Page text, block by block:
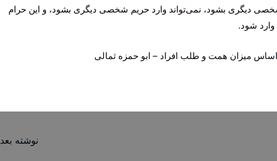
دیگری بشود، نمی‌تواند وارد حریم شخصی دیگری بشود، و این حرام
وارد شود.
میزان همت و طلب افراد – ابو حمزه ثمالی
نوشته بعد